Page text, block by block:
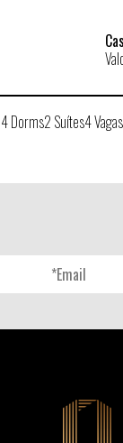
4 Dorms2 Suítes4 Vagas